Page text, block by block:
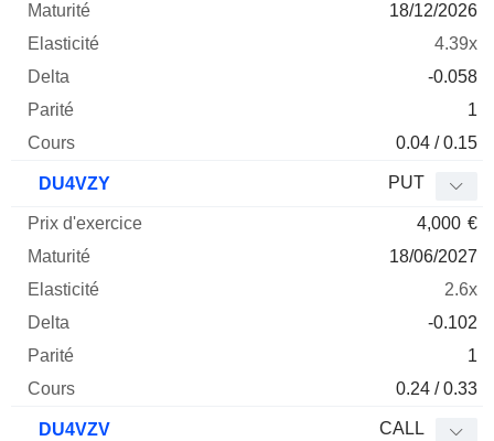
18/12/2026
4.39x
-0.058
1
0.04 / 0.15
DU4VZY PUT
4,000 €
18/06/2027
2.6x
-0.102
1
0.24 / 0.33
DU4VZV CALL